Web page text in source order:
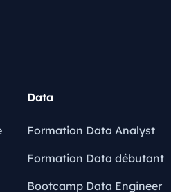
Data
Formation Data Analyst
Formation Data débutant
Bootcamp Data Engineer